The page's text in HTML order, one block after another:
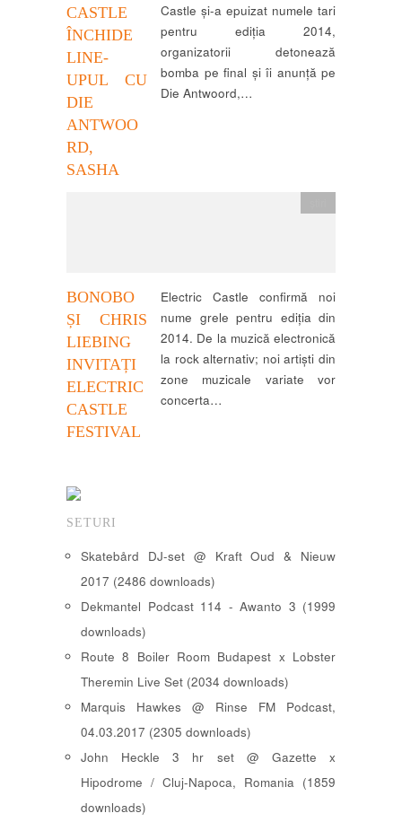
CASTLE
ÎNCHIDE
LINE-
UPUL CU
DIE
ANTWOO
RD,
SASHA
Castle și-a epuizat numele tari
pentru ediția 2014,
organizatorii detonează
bomba pe final și îi anunță pe
Die Antwoord,…
BONOBO
ȘI CHRIS
LIEBING
INVITAȚI
ELECTRIC
CASTLE
FESTIVAL
Electric Castle confirmă noi
nume grele pentru ediția din
2014. De la muzică electronică
la rock alternativ; noi artiști din
zone muzicale variate vor
concerta…
SETURI
Skatebård DJ-set @ Kraft Oud & Nieuw
2017 (2486 downloads)
Dekmantel Podcast 114 - Awanto 3 (1999
downloads)
Route 8 Boiler Room Budapest x Lobster
Theremin Live Set (2034 downloads)
Marquis Hawkes @ Rinse FM Podcast,
04.03.2017 (2305 downloads)
John Heckle 3 hr set @ Gazette x
Hipodrome / Cluj-Napoca, Romania (1859
downloads)